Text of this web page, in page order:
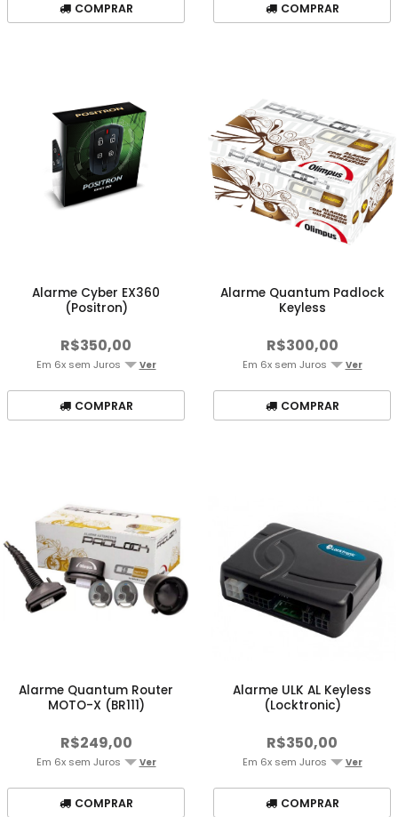
COMPRAR COMPRAR
Alarme Cyber EX360
(Positron)
R$350,00
Em 6x sem Juros Ver
COMPRAR
Alarme Quantum Padlock
Keyless
R$300,00
Em 6x sem Juros Ver
COMPRAR
Alarme Quantum Router
MOTO-X (BR111)
R$249,00
Em 6x sem Juros Ver
COMPRAR
Alarme ULK AL Keyless
(Locktronic)
R$350,00
Em 6x sem Juros Ver
COMPRAR